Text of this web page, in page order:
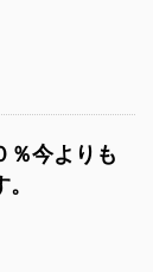
％今よりも